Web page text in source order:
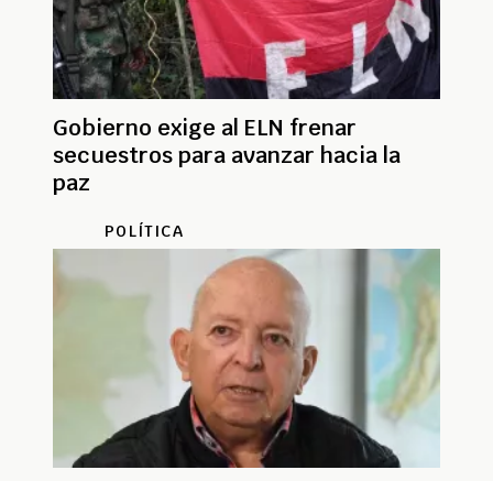
Gobierno exige al ELN frenar
secuestros para avanzar hacia la
paz
POLÍTICA